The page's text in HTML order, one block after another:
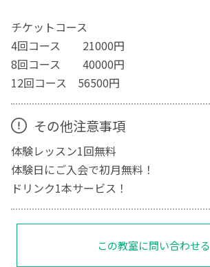
チケットコース
4回コース 21000円
8回コース 40000円
12回コース 56500円
その他注意事項
体験レッスン1回無料
体験日にご入会で初月無料！
ドリンク1本サービス！
この教室に問い合わせる